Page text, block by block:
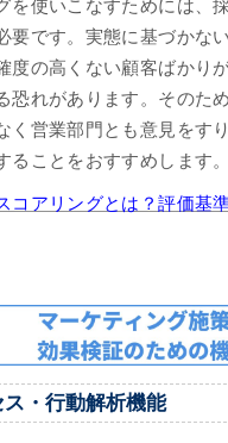
を使いこなすためには、
要です。実態に基づかな
度の高くない顧客ばかり
恐れがあります。そのた
く営業部門とも意見をす
ることをおすすめします。
コアリングとは？評価基
・行動解析機能